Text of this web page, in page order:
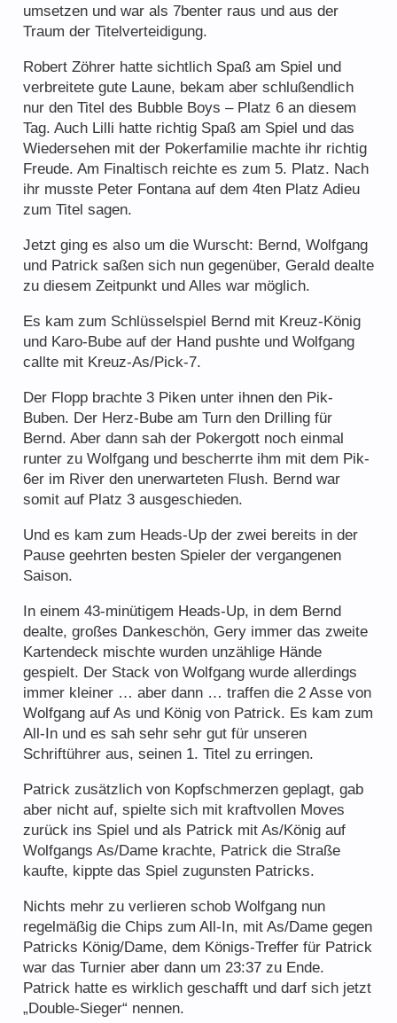
umsetzen und war als 7benter raus und aus der
Traum der Titelverteidigung.
Robert Zöhrer hatte sichtlich Spaß am Spiel und
verbreitete gute Laune, bekam aber schlußendlich
nur den Titel des Bubble Boys – Platz 6 an diesem
Tag. Auch Lilli hatte richtig Spaß am Spiel und das
Wiedersehen mit der Pokerfamilie machte ihr richtig
Freude. Am Finaltisch reichte es zum 5. Platz. Nach
ihr musste Peter Fontana auf dem 4ten Platz Adieu
zum Titel sagen.
Jetzt ging es also um die Wurscht: Bernd, Wolfgang
und Patrick saßen sich nun gegenüber, Gerald dealte
zu diesem Zeitpunkt und Alles war möglich.
Es kam zum Schlüsselspiel Bernd mit Kreuz-König
und Karo-Bube auf der Hand pushte und Wolfgang
callte mit Kreuz-As/Pick-7.
Der Flopp brachte 3 Piken unter ihnen den Pik-
Buben. Der Herz-Bube am Turn den Drilling für
Bernd. Aber dann sah der Pokergott noch einmal
runter zu Wolfgang und bescherrte ihm mit dem Pik-
6er im River den unerwarteten Flush. Bernd war
somit auf Platz 3 ausgeschieden.
Und es kam zum Heads-Up der zwei bereits in der
Pause geehrten besten Spieler der vergangenen
Saison.
In einem 43-minütigem Heads-Up, in dem Bernd
dealte, großes Dankeschön, Gery immer das zweite
Kartendeck mischte wurden unzählige Hände
gespielt. Der Stack von Wolfgang wurde allerdings
immer kleiner … aber dann … traffen die 2 Asse von
Wolfgang auf As und König von Patrick. Es kam zum
All-In und es sah sehr sehr gut für unseren
Schriftührer aus, seinen 1. Titel zu erringen.
Patrick zusätzlich von Kopfschmerzen geplagt, gab
aber nicht auf, spielte sich mit kraftvollen Moves
zurück ins Spiel und als Patrick mit As/König auf
Wolfgangs As/Dame krachte, Patrick die Straße
kaufte, kippte das Spiel zugunsten Patricks.
Nichts mehr zu verlieren schob Wolfgang nun
regelmäßig die Chips zum All-In, mit As/Dame gegen
Patricks König/Dame, dem Königs-Treffer für Patrick
war das Turnier aber dann um 23:37 zu Ende.
Patrick hatte es wirklich geschafft und darf sich jetzt
„Double-Sieger“ nennen.